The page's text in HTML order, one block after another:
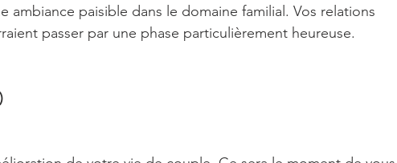
ambiance paisible dans le domaine familial. Vos relations
passer par une phase particulièrement heureuse.